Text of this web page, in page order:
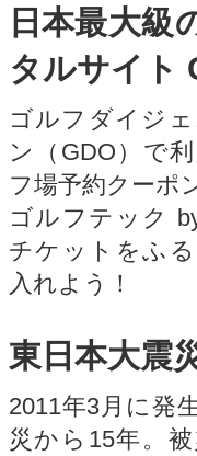
日本最大級
タルサイト
ゴルフダイジ
ン（GDO）で
フ場予約クーポ
ゴルフテック
チケットをふ
入れよう！
東日本大震
2011年3月に発
災から15年。